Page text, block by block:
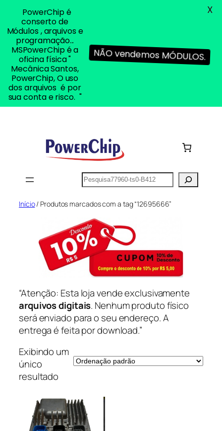
Pesquisar
Início/ Produtos marcados com a tag “12695666”
“Atenção: Esta loja vende exclusivamente
arquivos digitais. Nenhum produto físico
será enviado para o seu endereço. A
entrega é feita por download.”
Exibindo um
único
resultado
PowerChip é
conserto de
Módulos , arquivos e
programação...
MSPowerChip é a
oficina física "
Mecânica Santos,
PowerChip, O uso
dos arquivos é por
sua conta e risco. "
NÃO vendemos MÓDULOS.
X